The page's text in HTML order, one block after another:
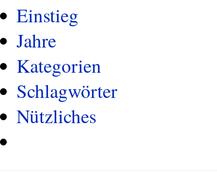
Einstieg
Jahre
Kategorien
Schlagwörter
Nützliches